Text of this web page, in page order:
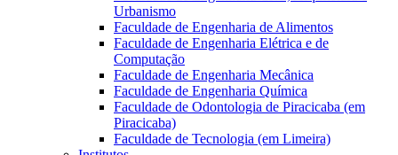
Urbanismo
Faculdade de Engenharia de Alimentos
Faculdade de Engenharia Elétrica e de
Computação
Faculdade de Engenharia Mecânica
Faculdade de Engenharia Química
Faculdade de Odontologia de Piracicaba (em
Piracicaba)
Faculdade de Tecnologia (em Limeira)